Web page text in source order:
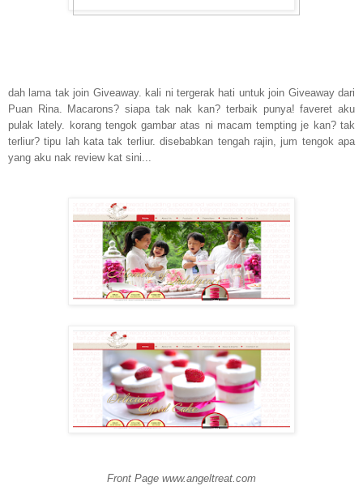
dah lama tak join Giveaway. kali ni tergerak hati untuk join Giveaway dari
Puan Rina. Macarons? siapa tak nak kan? terbaik punya! faveret aku
pulak lately. korang tengok gambar atas ni macam tempting je kan? tak
terliur? tipu lah kata tak terliur. disebabkan tengah rajin, jum tengok apa
yang aku nak review kat sini...
Front Page www.angeltreat.com